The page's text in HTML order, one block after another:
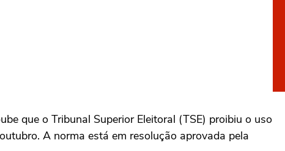
que o Tribunal Superior Eleitoral (TSE) proibiu o uso
A norma está em resolução aprovada pela